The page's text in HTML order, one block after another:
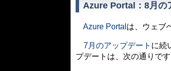
Azure Portal：8月の
Azure Portal は、ウェブ
7月のアップデート に続
プデートは、次の通りです